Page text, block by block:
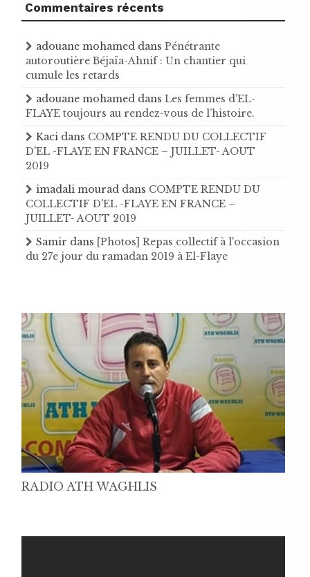
Commentaires récents
adouane mohamed dans Pénétrante
autoroutière Béjaïa-Ahnif : Un chantier qui
cumule les retards
adouane mohamed dans Les femmes d’EL-
FLAYE toujours au rendez-vous de l’histoire .
Kaci dans COMPTE RENDU DU COLLECTIF
D'EL -FLAYE EN FRANCE – JUILLET- AOUT
2019
imadali mourad dans COMPTE RENDU DU
COLLECTIF D'EL -FLAYE EN FRANCE –
JUILLET- AOUT 2019
Samir dans [Photos] Repas collectif à l'occasion
du 27e jour du ramadan 2019 à El-Flaye
RADIO ATH WAGHLIS